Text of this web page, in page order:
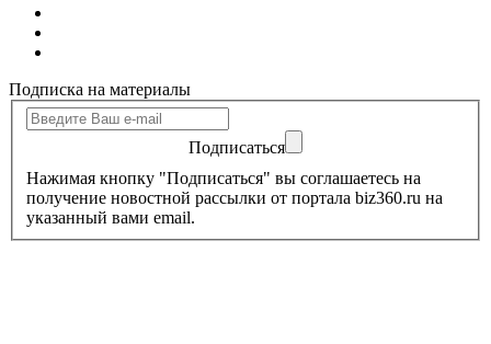
Подписка на материалы
Подписаться
Нажимая кнопку "Подписаться" вы соглашаетесь на
получение новостной рассылки от портала biz360.ru на
указанный вами email.